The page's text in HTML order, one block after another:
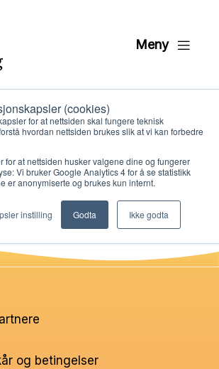
(cookies)
for at nettsiden skal fungere teknisk
hvordan nettsiden brukes slik at vi kan forbedre
for at nettsiden husker valgene dine og fungerer
Vi bruker Google Analytics 4 for å se statistikk
er anonymiserte og brukes kun internt.
instilling Godta Ikke godta
Meny
Minde
LØVE
5. SEPTEMBER 2024
og betingelser